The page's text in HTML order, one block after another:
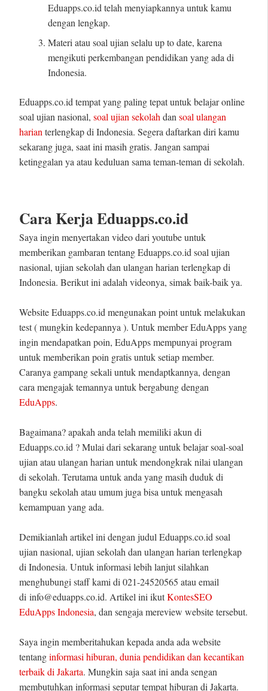
Eduapps.co.id telah menyiapkannya untuk kamu
dengan lengkap.
Materi atau soal ujian selalu up to date, karena
mengikuti perkembangan pendidikan yang ada di
Indonesia.
Eduapps.co.id tempat yang paling tepat untuk belajar online
soal ujian nasional,soal ujian sekolah dansoal ulangan
harian terlengkap di Indonesia. Segera daftarkan diri kamu
sekarang juga, saat ini masih gratis. Jangan sampai
ketinggalan ya atau keduluan sama teman-teman di sekolah.
Cara Kerja Eduapps.co.id
Saya ingin menyertakan video dari youtube untuk
memberikan gambaran tentang Eduapps.co.id soal ujian
nasional, ujian sekolah dan ulangan harian terlengkap di
Indonesia. Berikut ini adalah videonya, simak baik-baik ya.
Website Eduapps.co.id mengunakan point untuk melakukan
test ( mungkin kedepannya ). Untuk member EduApps yang
ingin mendapatkan poin, EduApps mempunyai program
untuk memberikan poin gratis untuk setiap member.
Caranya gampang sekali untuk mendaptkannya, dengan
cara mengajak temannya untuk bergabung dengan
EduApps.
Bagaimana? apakah anda telah memiliki akun di
Eduapps.co.id ? Mulai dari sekarang untuk belajar soal-soal
ujian atau ulangan harian untuk mendongkrak nilai ulangan
di sekolah. Terutama untuk anda yang masih duduk di
bangku sekolah atau umum juga bisa untuk mengasah
kemampuan yang ada.
Demikianlah artikel ini dengan judul Eduapps.co.id soal
ujian nasional, ujian sekolah dan ulangan harian terlengkap
di Indonesia. Untuk informasi lebih lanjut silahkan
menghubungi staff kami di 021-24520565 atau email
di info@eduapps.co.id. Artikel ini ikutKontesSEO
EduApps Indonesia, dan sengaja mereview website tersebut.
Saya ingin memberitahukan kepada anda ada website
tentanginformasi hiburan, dunia pendidikan dan kecantikan
terbaik di Jakarta. Mungkin saja saat ini anda sengan
membutuhkan informasi seputar tempat hiburan di Jakarta.